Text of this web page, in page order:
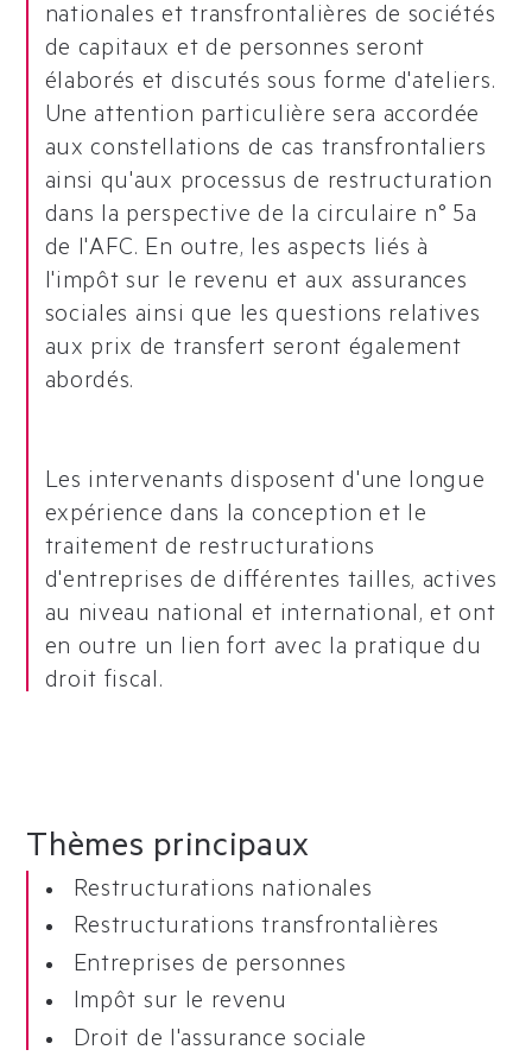
nationales et transfrontalières de sociétés
de capitaux et de personnes seront
élaborés et discutés sous forme d'ateliers.
Une attention particulière sera accordée
aux constellations de cas transfrontaliers
ainsi qu'aux processus de restructuration
dans la perspective de la circulaire n° 5a
de l'AFC. En outre, les aspects liés à
l'impôt sur le revenu et aux assurances
sociales ainsi que les questions relatives
aux prix de transfert seront également
abordés.
Les intervenants disposent d'une longue
expérience dans la conception et le
traitement de restructurations
d'entreprises de différentes tailles, actives
au niveau national et international, et ont
en outre un lien fort avec la pratique du
droit fiscal.
Thèmes principaux
Restructurations nationales
Restructurations transfrontalières
Entreprises de personnes
Impôt sur le revenu
Droit de l'assurance sociale